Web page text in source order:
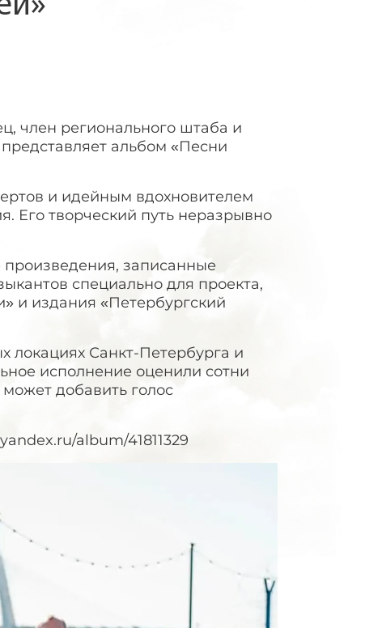
член регионального штаба и
альбом «Песни
и идейным вдохновителем
творческий путь неразрывно
записанные
специально для проекта,
и издания «Петербургский
локациях Санкт-Петербурга и
исполнение оценили сотни
добавить голос
album/41811329